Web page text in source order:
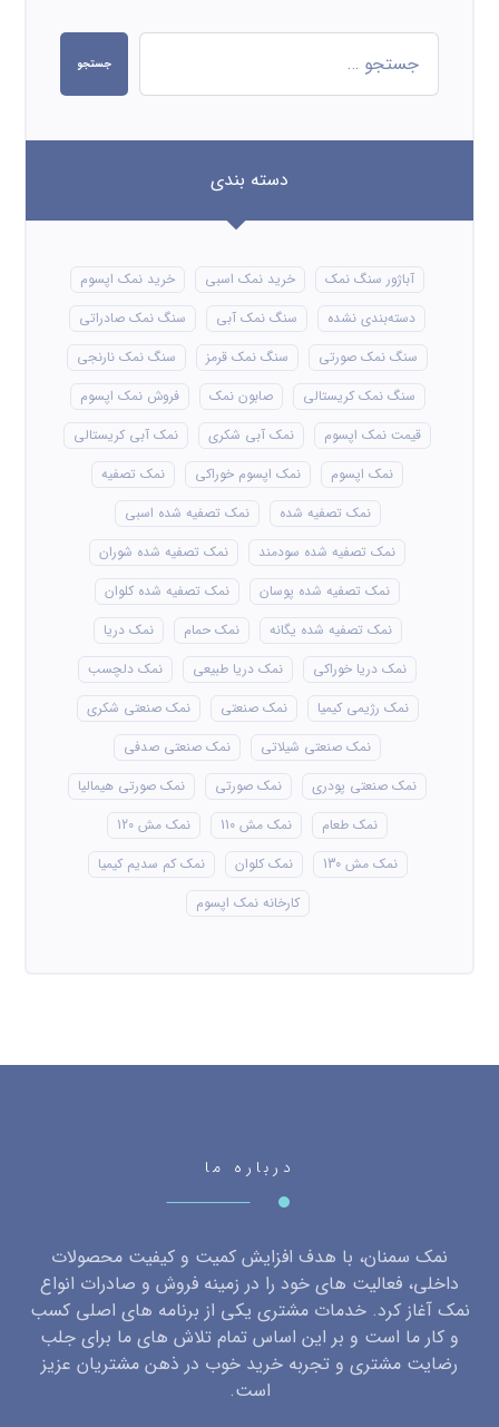
جستجو
دسته بندی
آباژور سنگ نمک خرید نمک اسبی
خرید نمک اپسوم
دسته‌بندی نشده
سنگ نمک آبی
سنگ نمک صادراتی
سنگ نمک صورتی
سنگ نمک قرمز
سنگ نمک نارنجی
سنگ نمک کریستالی
صابون نمک
فروش نمک اپسوم
قیمت نمک اپسوم
نمک آبی شکری
نمک آبی کریستالی
نمک اپسوم
نمک اپسوم خوراکی
نمک تصفیه
نمک تصفیه شده
نمک تصفیه شده اسبی
نمک تصفیه شده سودمند
نمک تصفیه شده شوران
نمک تصفیه شده پوسان
نمک تصفیه شده کلوان
نمک تصفیه شده یگانه
نمک حمام
نمک دریا
نمک دریا خوراکی
نمک دریا طبیعی
نمک دلچسب
نمک رژیمی کیمیا
نمک صنعتی
نمک صنعتی شکری
نمک صنعتی شیلاتی
نمک صنعتی صدفی
نمک صنعتی پودری
نمک صورتی
نمک صورتی هیمالیا
نمک طعام
نمک مش 110
نمک مش 120
نمک مش 130
نمک کلوان
نمک کم سدیم کیمیا
کارخانه نمک اپسوم
درباره ما
نمک سمنان، با هدف افزایش کمیت و کیفیت محصولات
داخلی، فعالیت های خود را در زمینه فروش و صادرات انواع
نمک آغاز کرد. خدمات مشتری یکی از برنامه های اصلی کسب
و کار ما است و بر این اساس تمام تلاش های ما برای جلب
رضایت مشتری و تجربه خرید خوب در ذهن مشتریان عزیز
است.